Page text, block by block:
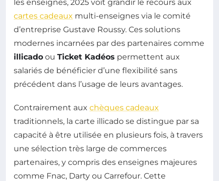
les enseignes, 2025 voit grandir le recours aux
cartes cadeaux multi-enseignes via le comité
d’entreprise Gustave Roussy. Ces solutions
modernes incarnées par des partenaires comme
illicado ou Ticket Kadéos permettent aux
salariés de bénéficier d’une flexibilité sans
précédent dans l’usage de leurs avantages.
Contrairement aux chèques cadeaux
traditionnels, la carte illicado se distingue par sa
capacité à être utilisée en plusieurs fois, à travers
une sélection très large de commerces
partenaires, y compris des enseignes majeures
comme Fnac, Darty ou Carrefour. Cette